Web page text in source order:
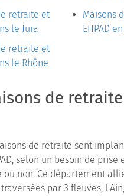
retraite et
le Jura
retraite et
le Rhône
Maisons
EHPAD
de
de retraite sont
selon un besoin de prise
ou non. Ce département
par 3 fleuves,